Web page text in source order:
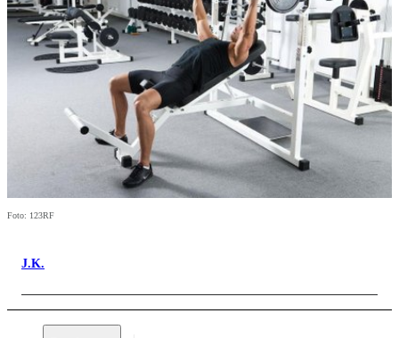
Foto: 123RF
J.K.